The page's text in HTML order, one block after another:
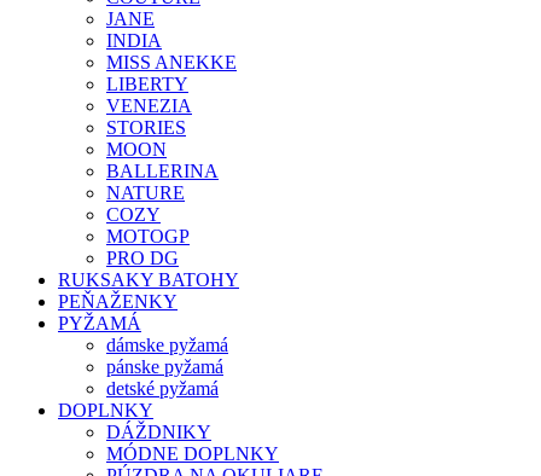
JANE
INDIA
MISS ANEKKE
LIBERTY
VENEZIA
STORIES
MOON
BALLERINA
NATURE
COZY
MOTOGP
PRO DG
RUKSAKY BATOHY
PEŇAŽENKY
PYŽAMÁ
dámske pyžamá
pánske pyžamá
detské pyžamá
DOPLNKY
DÁŽDNIKY
MÓDNE DOPLNKY